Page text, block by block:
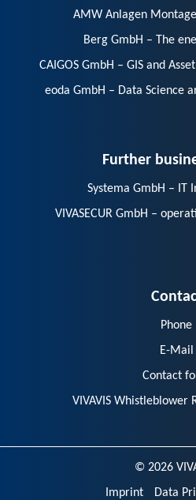
AMW Anlagen
Berg GmbH – The
CAIGOS GmbH – GIS and
eoda GmbH – Data Science
Further
Systema GmbH – IT
VIVASECUR GmbH –
Phone
E-Mail
Contact
VIVAVIS Whistleblower
© 2026
Imprint
Data